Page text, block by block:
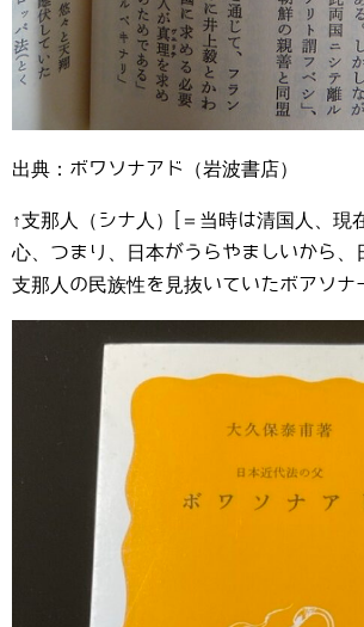
出典：ボワソナアド（岩波書店）
↑支那人（シナ人）[＝当時は清国人、現
心、つまり、日本がうらやましいから、
支那人の民族性を見抜いていたボアソナ